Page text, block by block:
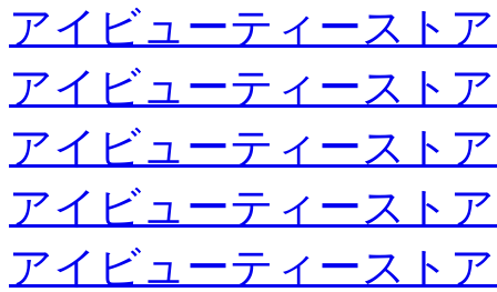
アイビューティースト
アイビューティースト
アイビューティースト
アイビューティースト
アイビューティースト